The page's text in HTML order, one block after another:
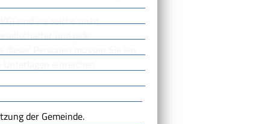
sind als solche nicht
und jede
Personen müssen Sie ein
einreichen.
der Gemeinde.